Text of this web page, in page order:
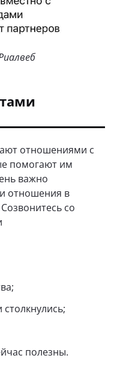
отношениями с
помогают им
важно
отношения в
со
полезны.